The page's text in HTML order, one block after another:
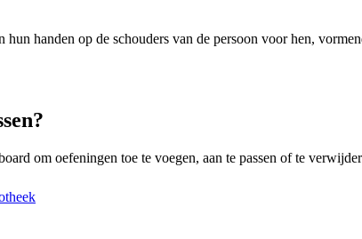
hun handen op de schouders van de persoon voor hen,
om oefeningen toe te voegen, aan te passen of te